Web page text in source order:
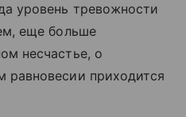
уровень тревожности
еще больше
несчастье, о
равновесии приходится